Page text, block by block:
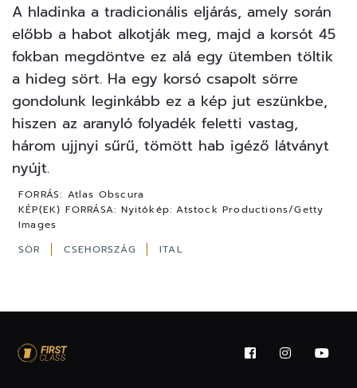
A hladinka a tradicionális eljárás, amely során
előbb a habot alkotják meg, majd a korsót 45
fokban megdöntve ez alá egy ütemben töltik
a hideg sört. Ha egy korsó csapolt sörre
gondolunk leginkább ez a kép jut eszünkbe,
hiszen az aranyló folyadék feletti vastag,
három ujjnyi sűrű, tömött hab igéző látványt
nyújt.
FORRÁS: Atlas Obscura
KÉP(EK) FORRÁSA: Nyitókép: Atstock Productions/Getty
Images
SÖR
CSEHORSZÁG ITAL